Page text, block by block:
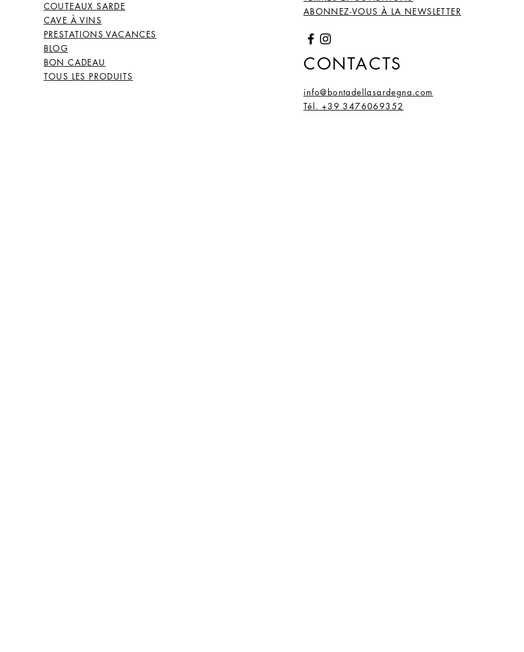
COUTEAUX SARDE
CAVE À VINS
PRESTATIONS VACANCES
BLOG
BON CADEAU
TOUS LES PRODUITS
ABONNEZ-VOUS À LA NEWSLETTER
CONTACTS
info@bontadellasardegna.com
Tél. +39 3476069352